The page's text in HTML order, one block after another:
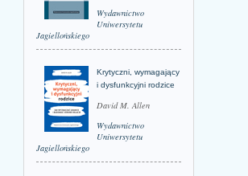
Wydawnictwo
Uniwersytetu
Jagiellońskiego
Krytyczni, wymagający
i dysfunkcyjni rodzice
David M. Allen
Wydawnictwo
Uniwersytetu
Jagiellońskiego